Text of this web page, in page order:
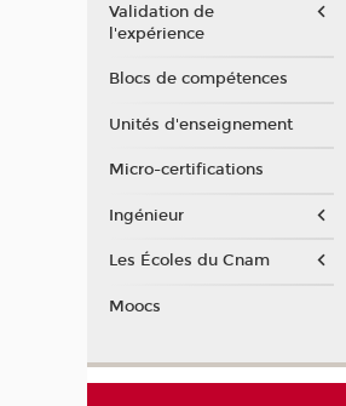
Validation de
l'expérience
Blocs de compétences
Unités d'enseignement
Micro-certifications
Ingénieur
Les Écoles du Cnam
Moocs